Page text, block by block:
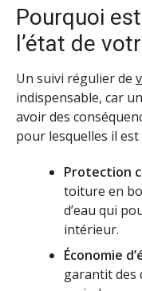
Pourquoi
l’état de
Un suivi régulier de
indispensable, car
avoir des
pour lesquelles il
Protection
toiture en
d’eau qui
intérieur.
Économie
garantit des